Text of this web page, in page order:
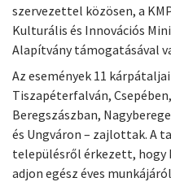
szervezettel közösen, a
Kulturális és Innovációs
Alapítvány támogatásával
Az események 11
Tiszapéterfalván,
Beregszászban,
és Ungváron – zajlottak. A
településről érkezett, hogy
adjon egész éves